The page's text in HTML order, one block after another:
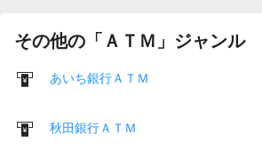
その他の「ＡＴＭ」ジャンル
あいち銀行ＡＴＭ
秋田銀行ＡＴＭ